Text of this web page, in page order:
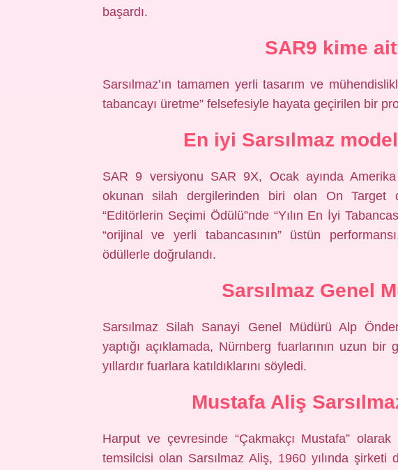
başardı.
SAR9 kime
Sarsılmaz’ın tamamen yerli tasarım ve
tabancayı üretme” felsefesiyle hayata geçirilen bir
En iyi Sarsılmaz
SAR 9 versiyonu SAR 9X, Ocak ayında
okunan silah dergilerinden biri olan On Target
“Editörlerin Seçimi Ödülü”nde “Yılın En İyi
“orijinal ve yerli tabancasının” üstün
ödüllerle doğrulandı.
Sarsılmaz Genel
Sarsılmaz Silah Sanayi Genel Müdürü Alp
yaptığı açıklamada, Nürnberg fuarlarının uzun
yıllardır fuarlara katıldıklarını söyledi.
Mustafa Aliş
Harput ve çevresinde “Çakmakçı Mustafa”
temsilcisi olan Sarsılmaz Aliş, 1960 yılında şirketi